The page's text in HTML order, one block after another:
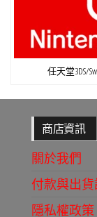
任天堂3DS/
商店資訊
關於我們
付款與出
隱私權政策